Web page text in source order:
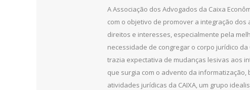
A Associação dos Advogados da Caixa
com o objetivo de promover a integração
direitos e interesses, especialmente pela
necessidade de congregar o corpo jurídico
trazia expectativa de mudanças lesivas aos
que surgia com o advento da
atividades jurídicas da CAIXA, um grupo